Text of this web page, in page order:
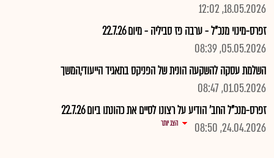
18.05.2026, 12:02
זפרס-מינוי מנכ"ל - ערבה פז סביליה - מיום 22.7.26
05.05.2026, 08:39
השלמת עסקה להשקעה הונית של הפניקס בתאגיד הייעודי,המשך
01.05.2026, 08:47
זפרס-מנכ"ל החב' הודיע על רצונו לסיים את כהונתו ביום 22.7.26
24.04.2026, 08:50
הצג יותר